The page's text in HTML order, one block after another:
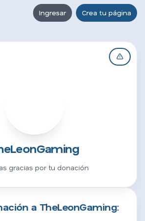
Ingresar Crea tu página
gracias por tu donación
a TheLeonGaming: